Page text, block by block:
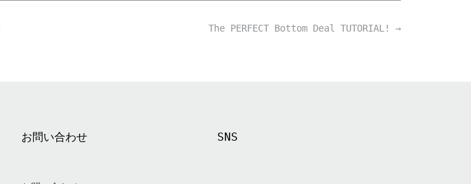
The PERFECT Bottom Deal TUTORIAL! →
お問い合わせ SNS